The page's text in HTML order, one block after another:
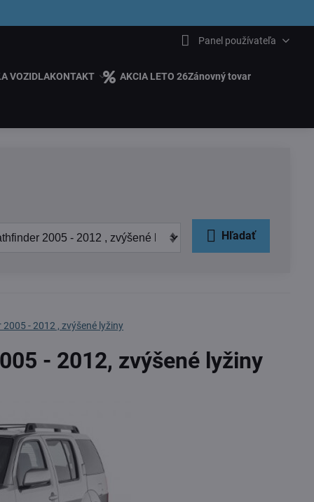
Panel používateľa
VOZIDLAKONTAKT AKCIA LETO 26Zánovný tovar
Hľadať
- 2012 , zvýšené lyžiny
- 2012, zvýšené lyžiny